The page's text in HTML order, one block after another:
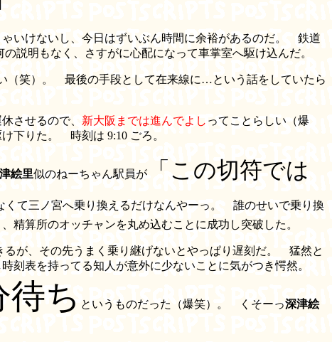
いけないし、今日はずいぶん時間に余裕があるのだ。 鉄道
説明もなく、さすがに心配になって車掌室へ駆け込んだ。
（笑）。 最後の手段として在来線に…という話をしていたら
させるので、 新大阪までは進んでよし ってことらしい（爆
下りた。 時刻は 9:10 ごろ。
絵里似のねーちゃん駅員が「この切符では
て三ノ宮へ乗り換えるだけなんやーっ。 誰のせいで乗り換
精算所のオッチャンを丸め込むことに成功し突破した。
が、その先うまく乗り継げないとやっぱり遅刻だ。 猛然と
刻表を持ってる知人が意外に少ないことに気がつき愕然。
待ち というものだった（爆笑）。 くそーっ深津絵